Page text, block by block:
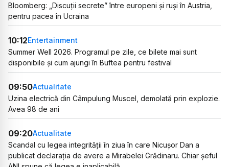
Bloomberg: „Discuții secrete” între europeni și ruși în Austria,
pentru pacea în Ucraina
10:12Entertainment
Summer Well 2026. Programul pe zile, ce bilete mai sunt
disponibile și cum ajungi în Buftea pentru festival
09:50Actualitate
Uzina electrică din Câmpulung Muscel, demolată prin explozie.
Avea 98 de ani
09:20Actualitate
Scandal cu legea integrității în ziua în care Nicușor Dan a
publicat declarația de avere a Mirabelei Grădinaru. Chiar șeful